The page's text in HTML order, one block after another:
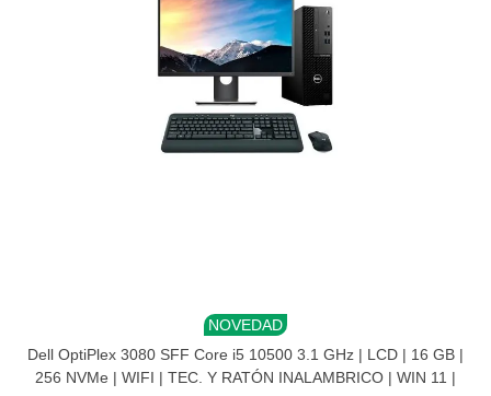
NOVEDAD
Dell OptiPlex 3080 SFF Core i5 10500 3.1 GHz | LCD | 16 GB |
256 NVMe | WIFI | TEC. Y RATÓN INALAMBRICO | WIN 11 |